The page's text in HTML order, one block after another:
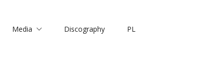
Media Discography PL